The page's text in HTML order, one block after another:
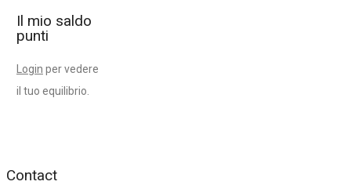
Il mio saldo
punti
Login per vedere
il tuo equilibrio.
Contact